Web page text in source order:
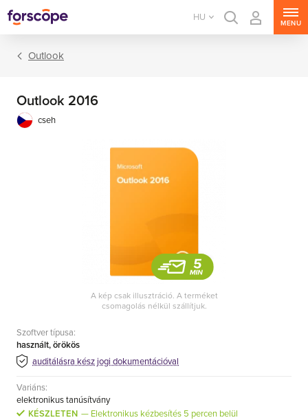
HU
MENU
Outlook
Outlook 2016
cseh
A kép csak illusztráció. A terméket
csomagolás nélkül szállítjuk.
Szoftver típusa:
használt, örökös
auditálásra kész jogi dokumentációval
Variáns:
elektronikus tanúsítvány
KÉSZLETEN
Elektronikus kézbesítés 5 percen belül